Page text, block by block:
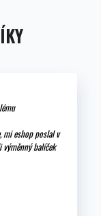
mi eshop poslal v
balíček